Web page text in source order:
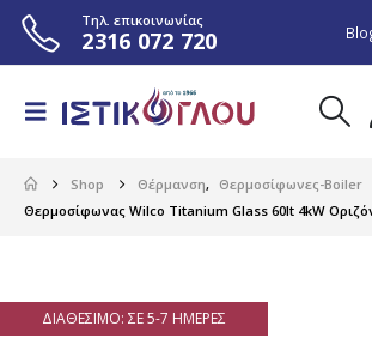
Τηλ. επικοινωνίας
2316 072 720
Shop Θέρμανση, Θερμοσίφωνες-Boiler
Θερμοσίφωνας Wilco Titanium Glass 60lt 4kW
ΔΙΑΘΈΣΙΜΟ: ΣΕ 5-7 ΗΜΈΡΕΣ